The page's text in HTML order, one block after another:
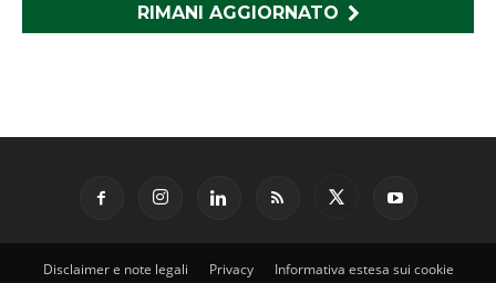
RIMANI AGGIORNATO
Disclaimer e note legali Privacy Informativa estesa sui cookie